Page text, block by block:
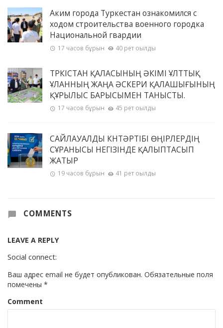
Аким города Туркестан ознакомился с
ходом строительства военного городка
Национальной гвардии
17 часов бұрын 40 рет оқылды
ТҮРКІСТАН ҚАЛАСЫНЫҢ ӘКІМІ ҰЛТТЫҚ
ҰЛАННЫҢ ЖАҢА ӘСКЕРИ ҚАЛАШЫҒЫНЫҢ
ҚҰРЫЛЫС БАРЫСЫМЕН ТАНЫСТЫ.
17 часов бұрын 45 рет оқылды
САЙЛАУАЛДЫ КҮНТӘРТІБІ ӨҢІРЛЕРДІҢ
СҰРАНЫСЫ НЕГІЗІНДЕ ҚАЛЫПТАСЫП
ЖАТЫР
19 часов бұрын 41 рет оқылды
COMMENTS
LEAVE A REPLY
Social connect:
Ваш адрес email не будет опубликован. Обязательные поля
помечены *
Comment